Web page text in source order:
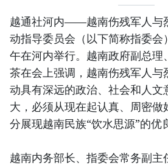
越通社河内——越南伤残军人与
动指导委员会（以下简称指委会
午在河内举行。越南政府副总理
茶在会上强调，越南伤残军人与
动具有深远的政治、社会和人文
大，必须从现在起认真、周密
分展现越南民族“饮水思源”的优
越南内务部长、指委会常务副主